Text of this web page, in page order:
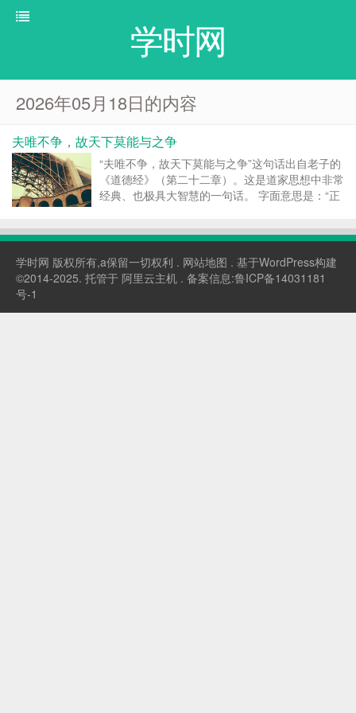
学时网
2026年05月18日的内容
夫唯不争，故天下莫能与之争
“夫唯不争，故天下莫能与之争”这句话出自老子的
《道德经》（第二十二章）。这是道家思想中非常
经典、也极具大智慧的一句话。 字面意思是：“正
争夺。” 要深刻理解这句话，我们需要剥开表层，
从以下几个维度来领悟老子的哲学逻辑： ...
学时网 版权所有,a保留一切权利 . 网站地图 . 基于WordPress构建
©2014-2025. 托管于 阿里云主机 . 备案信息:鲁ICP备14031181
号-1